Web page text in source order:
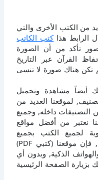
من الكتب الأخرى والتي
الرابط هذاكتب الكاتب
تأكد من أن الصورة
القرآن عبر التاريخ
هناك صورة لا تنسى
أيضاً مشاهدة وتحميل
لموقعنا العديد من
التصنيفات داخله, وجميع
100%, كما وأننا نعتبر من أفضل مواقع
لجميع الكتب بجميع
تخصصاتها, وبالنسبة لتصفح الموقع, فإن موقعنا (كتبي PDF)
الذكية, وبدون أي
الصفحة الرئيسية